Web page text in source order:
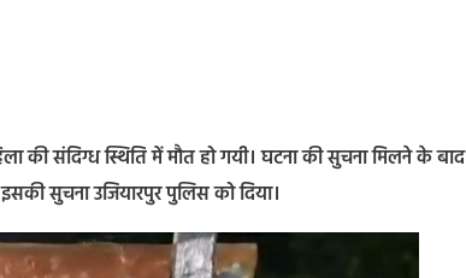
की संदिग्ध स्थिति में मौत हो गयी। घटना की सुचना मिलने के बाद
सुचना उजियारपुर पुलिस को दिया।